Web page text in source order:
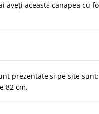
aveți aceasta canapea cu
prezentate si pe site
82 cm.